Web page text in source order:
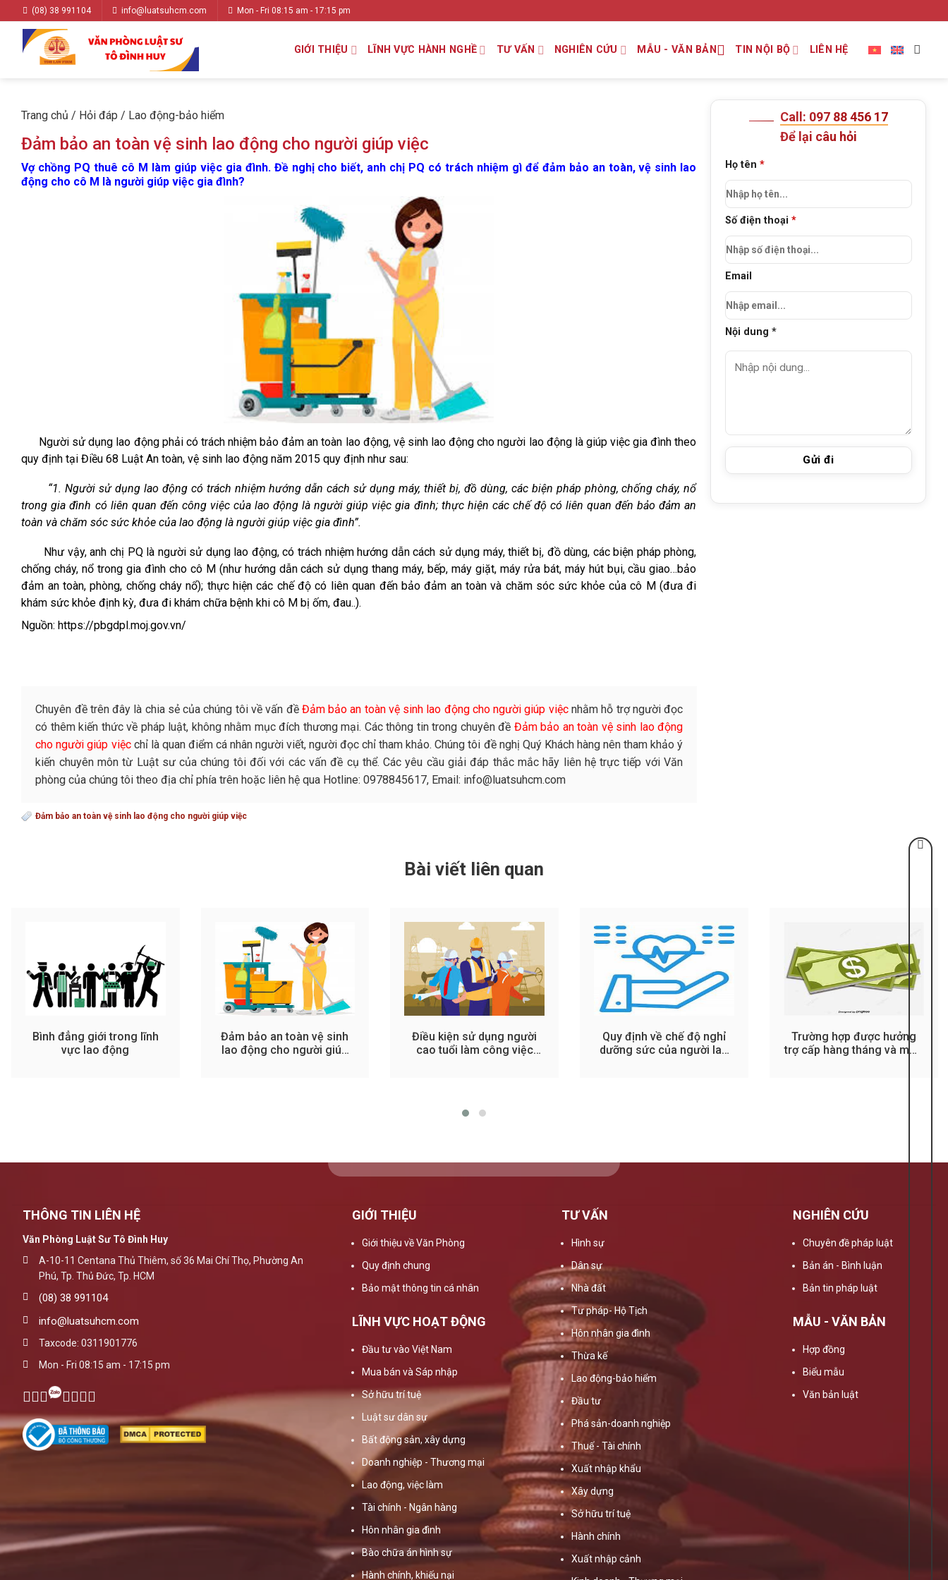
(08) 38 991104 info@luatsuhcm.com Mon - Fri 08:15 am - 17:15 pm
GIỚI THIỆU LĨNH VỰC HÀNH NGHỀ TƯ VẤN NGHIÊN CỨU MẪU - VĂN BẢN TIN NỘI BỘ LIÊN HỆ
Trang chủ / Hỏi đáp / Lao động-bảo hiểm
Đảm bảo an toàn vệ sinh lao động cho người giúp việc
Vợ chồng PQ thuê cô M làm giúp việc gia đình. Đề nghị cho biết, anh chị PQ có trách nhiệm gì để đảm bảo an toàn, vệ sinh lao
động cho cô M là người giúp việc gia đình?
Người sử dụng lao động phải có trách nhiệm bảo đảm an toàn lao động, vệ sinh lao động cho người lao động là giúp việc gia đình theo
quy định tạiĐiều 68 Luật An toàn, vệ sinh lao động năm 2015 quy định như sau:
“1. Người sử dụng lao động có trách nhiệm hướng dẫn cách sử dụng máy, thiết bị, đồ dùng, các biện pháp phòng, chống cháy, nổ
trong gia đình có liên quan đến công việc của lao động là người giúp việc gia đình; thực hiện các chế độ có liên quan đến bảo đảm an
toàn và chăm sóc sức khỏe của lao động là người giúp việc gia đình”.
Như vậy,anh chị PQlà người sử dụng lao động, có trách nhiệm hướng dẫn cách sử dụng máy, thiết bị, đồ dùng, các biện pháp phòng,
chống cháy, nổ trong gia đình cho cô M(như hướng dẫn cách sử dụng thang máy, bếp, máy giặt, máy rửa bát, máy hút bụi, cầu giao…bảo
đảm an toàn, phòng, chống cháy nổ); thực hiện các chế độ có liên quan đến bảo đảm an toàn và chăm sóc sức khỏe của cô M(đưa đi
khám sức khỏe định kỳ, đưa đi khám chữa bệnh khi cô M bị ốm, đau..).
Nguồn:https://pbgdpl.moj.gov.vn/
Chuyên đề trên đây là chia sẻ của chúng tôi về vấn đề Đảm bảo an toàn vệ sinh lao động cho người giúp việcnhằm hỗ trợ người đọc
có thêm kiến thức về pháp luật, không nhằm mục đích thương mại. Các thông tin trong chuyên đề Đảm bảo an toàn vệ sinh lao động
cho người giúp việcchỉ là quan điểm cá nhân người viết, người đọc chỉ tham khảo. Chúng tôi đề nghị Quý Khách hàng nên tham khảo ý
kiến chuyên môn từ Luật sư của chúng tôi đối với các vấn đề cụ thể. Các yêu cầu giải đáp thắc mắc hãy liên hệ trực tiếp với Văn
phòng của chúng tôi theo địa chỉ phía trên hoặc liên hệ qua Hotline: 0978845617, Email: info@luatsuhcm.com
Đảm bảo an toàn vệ sinh lao động cho người giúp việc
Call: 097 88 456 17
Để lại câu hỏi
Họ tên*
Số điện thoại*
Email
Nội dung *
Bài viết liên quan
Bình đẳng giới trong lĩnh
vực lao động
Đảm bảo an toàn vệ sinh
lao động cho người giúp
Điều kiện sử dụng người
cao tuổi làm công việc
Quy định về chế độ nghỉ
dưỡng sức của người lao
Trường hợp được hưởng
trợ cấp hàng tháng và mức
THÔNG TIN LIÊN HỆ
Văn Phòng Luật Sư Tô Đình Huy
A-10-11 Centana Thủ Thiêm, số 36 Mai Chí Thọ, Phường An
Phú, Tp. Thủ Đức, Tp. HCM
(08) 38 991104
info@luatsuhcm.com
Taxcode: 0311901776
Mon - Fri 08:15 am - 17:15 pm
GIỚI THIỆU
Giới thiệu về Văn Phòng
Quy định chung
Bảo mật thông tin cá nhân
LĨNH VỰC HOẠT ĐỘNG
Đầu tư vào Việt Nam
Mua bán và Sáp nhập
Sở hữu trí tuệ
Luật sư dân sự
Bất động sản, xây dựng
Doanh nghiệp - Thương mại
Lao động, việc làm
Tài chính - Ngân hàng
Hôn nhân gia đình
Bào chữa án hình sự
Hành chính, khiếu nại
TƯ VẤN
Hình sự
Dân sự
Nhà đất
Tư pháp- Hộ Tịch
Hôn nhân gia đình
Thừa kế
Lao động-bảo hiểm
Đầu tư
Phá sản-doanh nghiệp
Thuế - Tài chính
Xuất nhập khẩu
Xây dựng
Sở hữu trí tuệ
Hành chính
Xuất nhập cảnh
NGHIÊN CỨU
Chuyên đề pháp luật
Bản án - Bình luận
Bản tin pháp luật
MẪU - VĂN BẢN
Hợp đồng
Biểu mẫu
Văn bản luật